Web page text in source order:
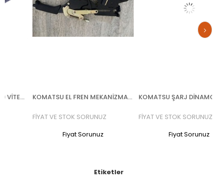
KOMATSU 3EB-56-43220 VİTES KOLU KOMATSU EL FREN MEKANİZMASI 3EB-39-51110
FİYAT VE STOK SORUNUZ
Fiyat Sorunuz
KOMATSU ŞARJ DİNAMOSU
FİYAT VE STOK SORUNUZ
Fiyat Sorunuz
Etiketler